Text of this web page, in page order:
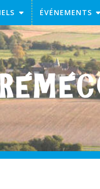
ÉVÉNEMENTS